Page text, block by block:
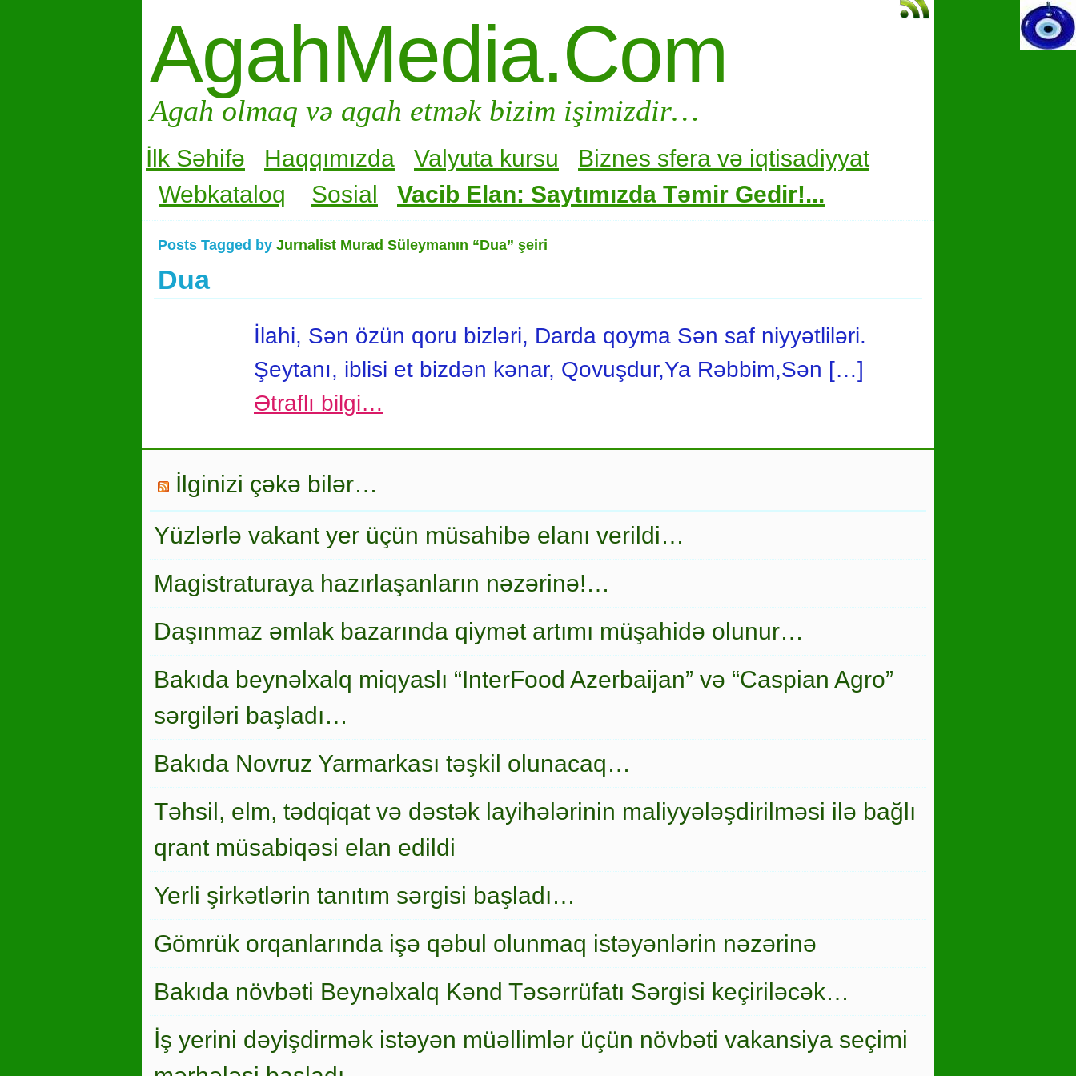
AgahMedia.Com
Agah olmaq və agah etmək bizim işimizdir…
İlk Səhifə Haqqımızda Valyuta kursu Biznes sfera və iqtisadiyyat
Webkataloq
Sosial Vacib Elan: Saytımızda Təmir Gedir!...
Posts Tagged by Jurnalist Murad Süleymanın “Dua” şeiri
Dua
İlahi, Sən özün qoru bizləri, Darda qoyma Sən saf niyyətliləri.
Şeytanı, iblisi et bizdən kənar, Qovuşdur,Ya Rəbbim,Sən […]
Ətraflı bilgi…
İlginizi çəkə bilər…
Yüzlərlə vakant yer üçün müsahibə elanı verildi…
Magistraturaya hazırlaşanların nəzərinə!…
Daşınmaz əmlak bazarında qiymət artımı müşahidə olunur…
Bakıda beynəlxalq miqyaslı “InterFood Azerbaijan” və “Caspian Agro”
sərgiləri başladı…
Bakıda Novruz Yarmarkası təşkil olunacaq…
Təhsil, elm, tədqiqat və dəstək layihələrinin maliyyələşdirilməsi ilə bağlı
qrant müsabiqəsi elan edildi
Yerli şirkətlərin tanıtım sərgisi başladı…
Gömrük orqanlarında işə qəbul olunmaq istəyənlərin nəzərinə
Bakıda növbəti Beynəlxalq Kənd Təsərrüfatı Sərgisi keçiriləcək…
İş yerini dəyişdirmək istəyən müəllimlər üçün növbəti vakansiya seçimi